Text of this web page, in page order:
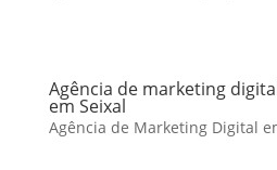
Agência de marketing
em Seixal
Agência de Marketing Digital